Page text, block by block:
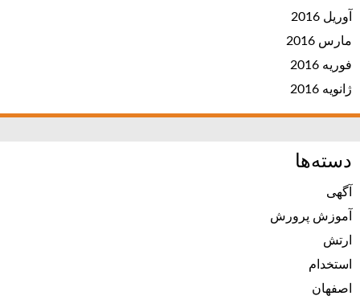
آوریل 2016
مارس 2016
فوریه 2016
ژانویه 2016
دسته‌ها
آگهی
آموزش پرورش
ارتش
استخدام
اصفهان